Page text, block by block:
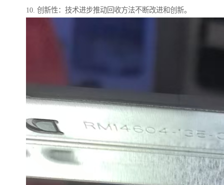
10. 创新性：技术进步推动回收方法不断改进和创新。